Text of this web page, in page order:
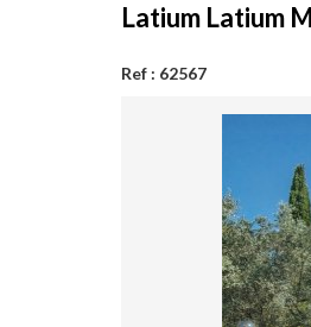
Latium Latium
Ref : 62567